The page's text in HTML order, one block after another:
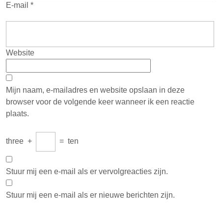
E-mail *
Website
Mijn naam, e-mailadres en website opslaan in deze
browser voor de volgende keer wanneer ik een reactie
plaats.
three + = ten
Stuur mij een e-mail als er vervolgreacties zijn.
Stuur mij een e-mail als er nieuwe berichten zijn.